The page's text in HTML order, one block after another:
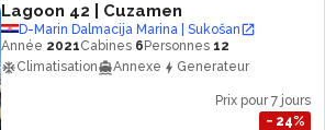
Lagoon 42 | Cuzamen
D-Marin Dalmacija Marina | Sukošan
Année 2021Cabines 6 Personnes 12
Climatisation
Annexe Generateur
Prix pour 7 jours
− 24%